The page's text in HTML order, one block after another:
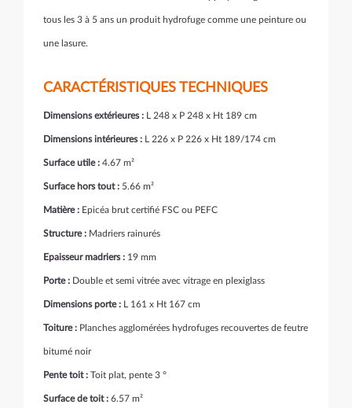
tous les 3 à 5 ans un produit hydrofuge comme une peinture ou
une lasure.
CARACTÉRISTIQUES TECHNIQUES
Dimensions extérieures : L 248 x P 248 x Ht 189 cm
Dimensions intérieures : L 226 x P 226 x Ht 189/174 cm
Surface utile : 4.67 m²
Surface hors tout : 5.66 m²
Matière : Epicéa brut certifié FSC ou PEFC
Structure : Madriers rainurés
Epaisseur madriers : 19 mm
Porte : Double et semi vitrée avec vitrage en plexiglass
Dimensions porte : L 161 x Ht 167 cm
Toiture : Planches agglomérées hydrofuges recouvertes de feutre
bitumé noir
Pente toit : Toit plat, pente 3 °
Surface de toit : 6.57 m²